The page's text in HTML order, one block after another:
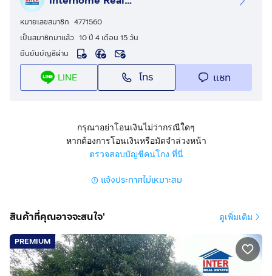
รายละเอียด
ใกล้ตั้งฮั้วเส็ง ใกล้เซ็นทรัลปิ่นเกล้า ใกล้โรงพยาบาลยันฮี โรง
พยาบาลศิริราช
ขายที่ดิน+บ้าน 2 ชั้น ซอยสิรินธร7 แยก1,แยก3 ถนนสินธร
ถนนจรัญสนิทวงศ์ แขวงบางบำหรุฝั่งเหนือ เขตตลิ่งชัน
กรุงเทพมหานคร
กว้าง 15 เมตร ลึก 30 เมตร (โดยประมาณ)
ทำเลดีสถานที่ใกล้เคียง
ใกล้ตั้งฮั้วเส็ง ใกล้เซ็นทรัลปิ่นเกล้า ใกล้โรงพยาบาลยันฮี โรง
พยาบาลศิริราช
หมายเลขสมาชิก 4771560
เป็นสมาชิกมาแล้ว 10 ปี 4 เดือน 15 วัน
ยืนยันบัญชีผ่าน
LINE โทร แชท
กรุณาอย่าโอนเงินไม่ว่ากรณีใดๆ
หากต้องการโอนเงินหรือมัดจำล่วงหน้า
ตรวจสอบบัญชีคนโกง ที่นี่
แจ้งประกาศไม่เหมาะสม
สินค้าที่คุณอาจจะสนใจ' ดูเพิ่มเติม
PREMIUM